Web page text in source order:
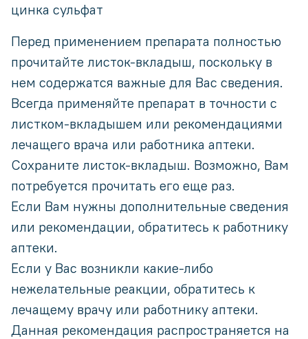
цинка сульфат
Перед применением препарата полностью
прочитайте листок-вкладыш, поскольку в
нем содержатся важные для Вас сведения.
Всегда применяйте препарат в точности с
листком-вкладышем или рекомендациями
лечащего врача или работника аптеки.
Сохраните листок-вкладыш. Возможно, Вам
потребуется прочитать его еще раз.
Если Вам нужны дополнительные сведения
или рекомендации, обратитесь к работнику
аптеки.
Если у Вас возникли какие-либо
нежелательные реакции, обратитесь к
лечащему врачу или работнику аптеки.
Данная рекомендация распространяется на